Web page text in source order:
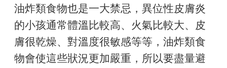
油炸類食物也是一大禁忌，異位性皮膚炎
的小孩通常體溫比較高、火氣比較大、皮
膚很乾燥、對溫度很敏感等等，油炸類食
物會使這些狀況更加嚴重，所以要盡量避